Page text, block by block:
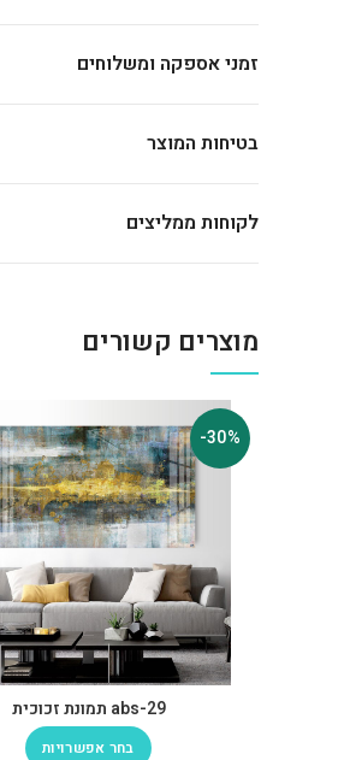
זמני אספקה ומשלוחים
בטיחות המוצר
לקוחות ממליצים
מוצרים קשורים
-30%
abs-29 תמונת זכוכית
בחר אפשרויות